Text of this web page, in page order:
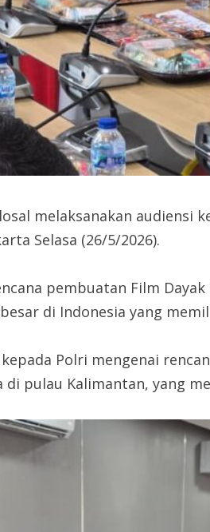
melaksanakan audiensi
Selasa (26/5/2026).
pembuatan Film
di Indonesia yang
Polri mengenai
di pulau Kalimantan, yang